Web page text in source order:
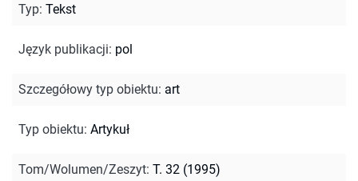
Typ: Tekst
Język publikacji: pol
Szczegółowy typ obiektu: art
Typ obiektu: Artykuł
Tom/Wolumen/Zeszyt: T. 32 (1995)